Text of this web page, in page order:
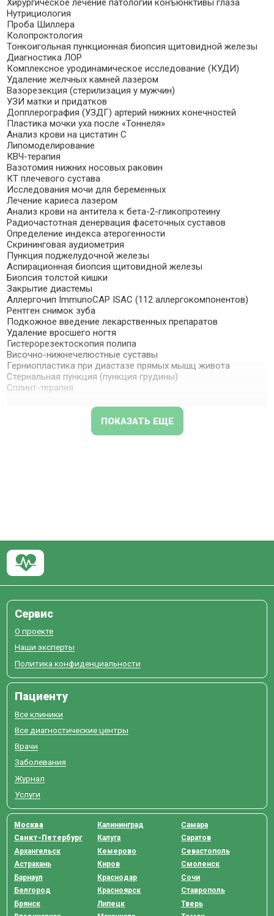
Хирургическое лечение патологии конъюнктивы глаза
Нутрициология
Проба Шиллера
Колопроктология
Тонкоигольная пункционная биопсия щитовидной железы
Диагностика ЛОР
Комплексное уродинамическое исследование (КУДИ)
Удаление желчных камней лазером
Вазорезекция (стерилизация у мужчин)
УЗИ матки и придатков
Допплерография (УЗДГ) артерий нижних конечностей
Пластика мочки уха после «​Тоннеля»
Анализ крови на цистатин C
Липомоделирование
КВЧ-терапия
Вазотомия нижних носовых раковин
КТ плечевого сустава
Исследования мочи для беременных
Лечение кариеса лазером
Анализ крови на антитела к бета-2-гликопротеину
Радиочастотная денервация фасеточных суставов
Определение индекса атерогенности
Скрининговая аудиометрия
Пункция поджелудочной железы
Аспирационная биопсия щитовидной железы
Биопсия толстой кишки
Закрытие диастемы
Аллергочип ImmunoCAP ISAC (112 аллергокомпонентов)
Рентген снимок зуба
Подкожное введение лекарственных препаратов
Удаление вросшего ногтя
Гистерорезектоскопия полипа
Височно-нижнечелюстные суставы
Герниопластика при диастазе прямых мышц живота
Стернальная пункция (пункция грудины)
Сплинт-терапия
ПОКАЗАТЬ ЕЩЕ
Сервис
О проекте
Наши эксперты
Политика конфиденциальности
Пациенту
Все клиники
Все диагностические центры
Врачи
Заболевания
Журнал
Услуги
Москва
Санкт-Петербург
Архангельск
Астрахань
Барнаул
Белгород
Брянск
Калининград
Калуга
Кемерово
Киров
Краснодар
Красноярск
Липецк
Самара
Саратов
Севастополь
Смоленск
Сочи
Ставрополь
Тверь